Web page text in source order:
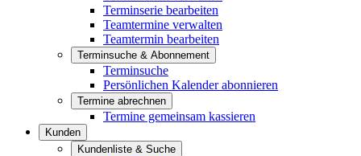
Terminserie bearbeiten
Teamtermine verwalten
Teamtermin bearbeiten
Terminsuche & Abonnement
Terminsuche
Persönlichen Kalender abonnieren
Termine abrechnen
Termine gemeinsam kassieren
Kunden
Kundenliste & Suche